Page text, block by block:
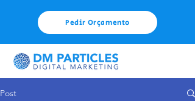
Pedir Orçamento
Post